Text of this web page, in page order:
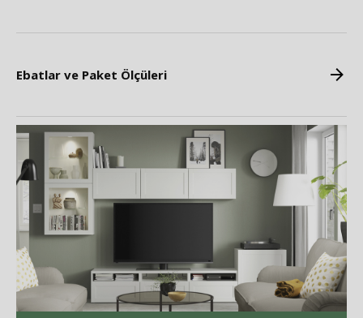
Ebatlar ve Paket Ölçüleri